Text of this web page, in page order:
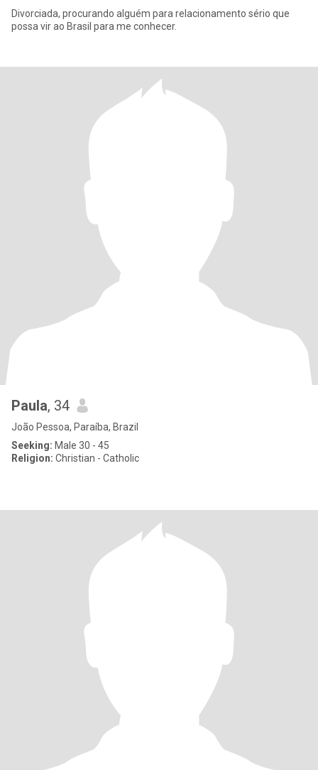
Divorciada, procurando alguém para relacionamento sério que
possa vir ao Brasil para me conhecer.
Paula, 34
João Pessoa, Paraíba, Brazil
Seeking: Male 30 - 45
Religion: Christian - Catholic